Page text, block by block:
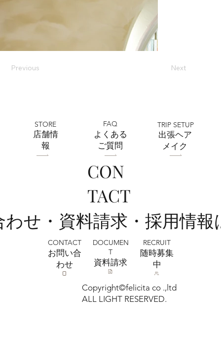
Next
Previous
Copyright©felicita co .,ltd
ALL LIGHT RESERVED.
CON
TACT
せ・資料請求・採用情
CONTACT
お問い合
わせ
DOCUMEN
T
​資料請求
RECRUIT
​随時募集
中
STORE
​店舗情
報
FAQ
よくある
ご質問
TRIP SETUP
出張ヘア
メイク